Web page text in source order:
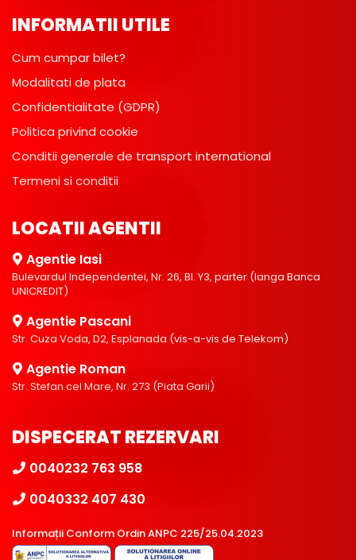
INFORMATII UTILE
Cum cumpar bilet?
Modalitati de plata
Confidentialitate (GDPR)
Politica privind cookie
Conditii generale de transport international
Termeni si conditii
LOCATII AGENTII
Agentie Iasi
Bulevardul Independentei, Nr. 26, Bl. Y3, parter (langa Banca
UNICREDIT)
Agentie Pascani
Str. Cuza Voda, D2, Esplanada (vis-a-vis de Telekom)
Agentie Roman
Str. Stefan cel Mare, Nr. 273 (Piata Garii)
DISPECERAT REZERVARI
0040232 763 958
0040332 407 430
Informații Conform Ordin ANPC 225/25.04.2023